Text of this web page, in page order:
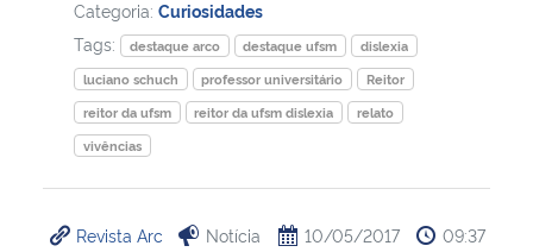
Ministério do Meio Ambiente
Ministério do Turismo
Ministério do Desenvolvimento Regional
Categoria: Curiosidades
Tags:
destaque arco destaque ufsm
dislexia
luciano schuch
professor universitário
Reitor
reitor da ufsm
reitor da ufsm dislexia
relato
vivências
Revista Arc Notícia 10/05/2017 09:37